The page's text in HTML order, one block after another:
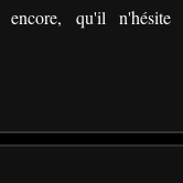
qu'il